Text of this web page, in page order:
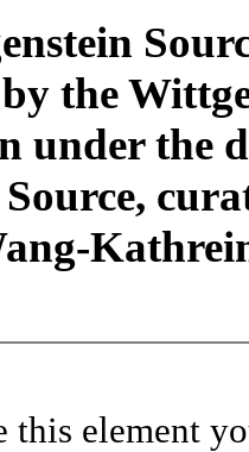
the
under the
this element